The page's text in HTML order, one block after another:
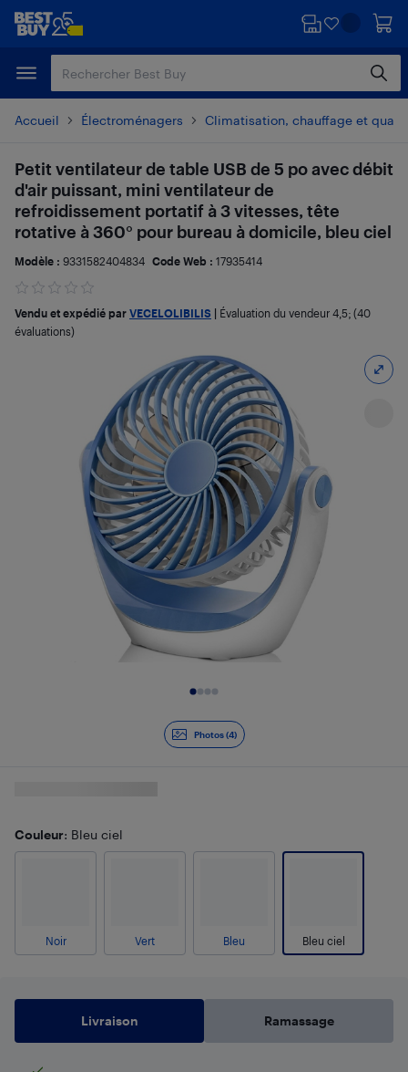
Passer
principal
Passer
Accueil Électroménagers Climatisation, chauffage et
Photos (4)
Petit ventilateur de table USB de 5 po avec débit
d'air puissant, mini ventilateur de
refroidissement portatif à 3 vitesses, tête
rotative à 360° pour bureau à domicile, bleu ciel
Modèle : 9331582404834 Code Web : 17935414
Vendu et expédié par VECELOLIBILIS Évaluation du vendeur 4,5; (40
évaluations)
Couleur: Bleu ciel
Noir Vert Bleu Bleu ciel
Livraison Ramassage